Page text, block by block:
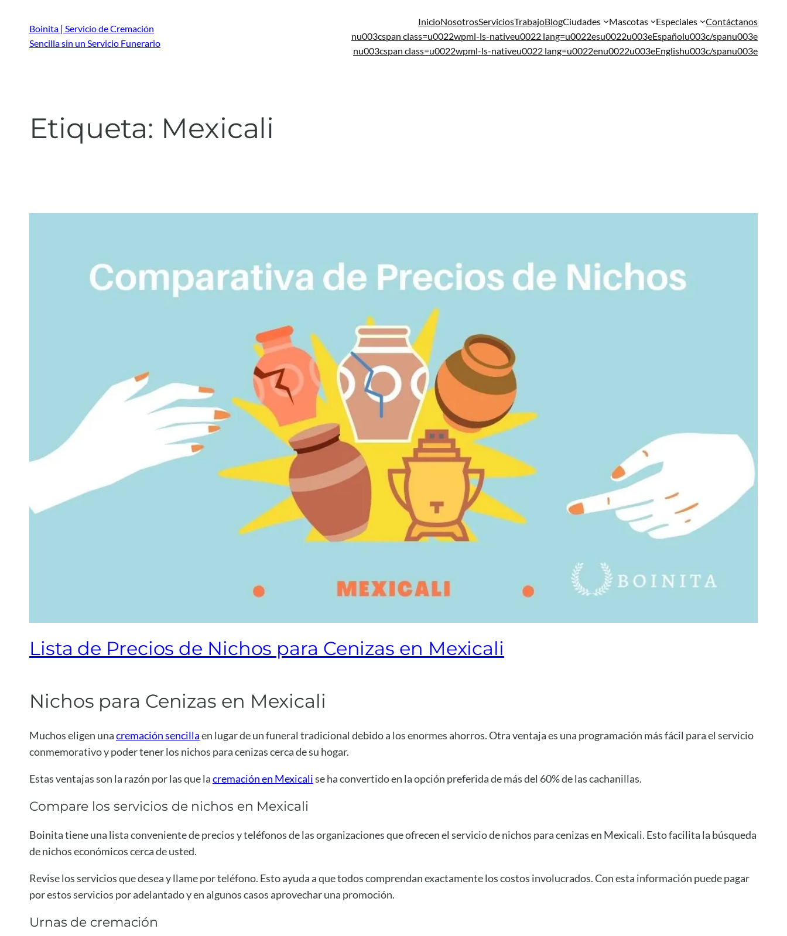
contenido
Boinita | Servicio de Cremación
Sencilla sin un Servicio Funerario
InicioNosotrosServiciosTrabajoBlogCiudades Mascotas Especiales
Contáctanos
nu003cspan class=u0022wpml-ls-nativeu0022 lang=u0022esu0022u003eEspañolu003c/spanu003e
nu003cspan class=u0022wpml-ls-nativeu0022 lang=u0022enu0022u003eEnglishu003c/spanu003e
Etiqueta: Mexicali
Lista de Precios de Nichos para Cenizas en Mexicali
Nichos para Cenizas en Mexicali
Muchos eligen unacremación sencillaen lugar de un funeral tradicional debido a los enormes ahorros. Otra ventaja es una programación más fácil para el servicio
conmemorativo y poder tener los nichos para cenizas cerca de su hogar.
Estas ventajas son la razón por las que lacremación en Mexicalise ha convertido en la opción preferida de más del 60% de las cachanillas.
Compare los servicios de nichos en Mexicali
Boinita tiene una lista conveniente de precios y teléfonos de las organizaciones que ofrecen el servicio de nichos para cenizas en Mexicali. Esto facilita la búsqueda
de nichos económicos cerca de usted.
Revise los servicios que desea y llame por teléfono. Esto ayuda a que todos comprendan exactamente los costos involucrados. Con esta información puede pagar
por estos servicios por adelantado y en algunos casos aprovechar una promoción.
Urnas de cremación